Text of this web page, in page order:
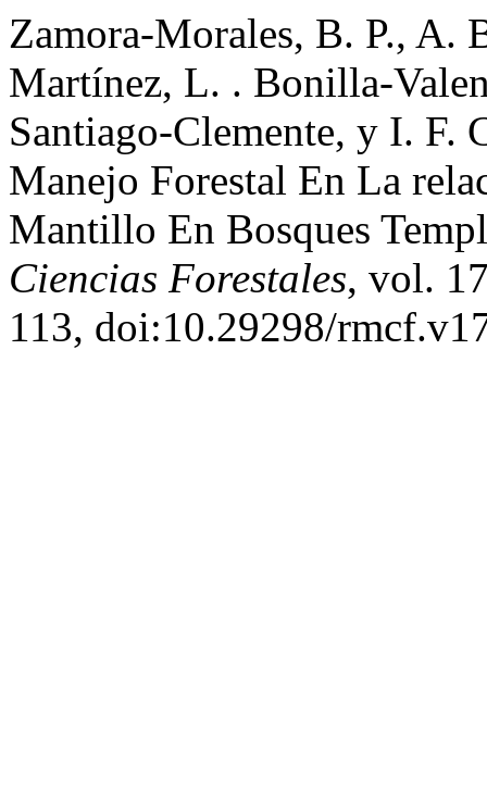
Zamora-Morales, B. P., A.
Martínez, L. . Bonilla-
Santiago-Clemente, y I. F.
Manejo Forestal En La
Mantillo En Bosques
Ciencias Forestales, vol.
113, doi:10.29298/